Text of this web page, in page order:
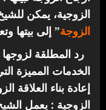
الزوجية، يمكن
الزوجة” إلى بيتها
رد المطلقة
الخدمات المميزة
إعادة بناء العلاقة
الزوجية : يعمل